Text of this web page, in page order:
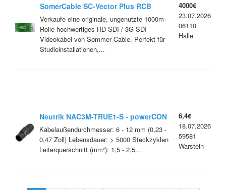
SomerCable SC-Vector Plus RCB
1.6/7.0 1000m Trommel OVP
Verkaufe eine originale, ungenutzte 1000m-
Rolle hochwertiges HD-SDI / 3G-SDI
Videokabel von Sommer Cable. Perfekt für
Studioinstallationen,...
4000€
23.07.2026
06110
Halle
Neutrik NAC3M-TRUE1-S - powerCON
TRUE1
Kabelaußendurchmesser: 6 - 12 mm (0,23 -
0,47 Zoll) Lebensdauer: > 5000 Steckzyklen
Leiterquerschnitt (mm²): 1,5 - 2,5...
6,4€
18.07.2026
59581
Warstein